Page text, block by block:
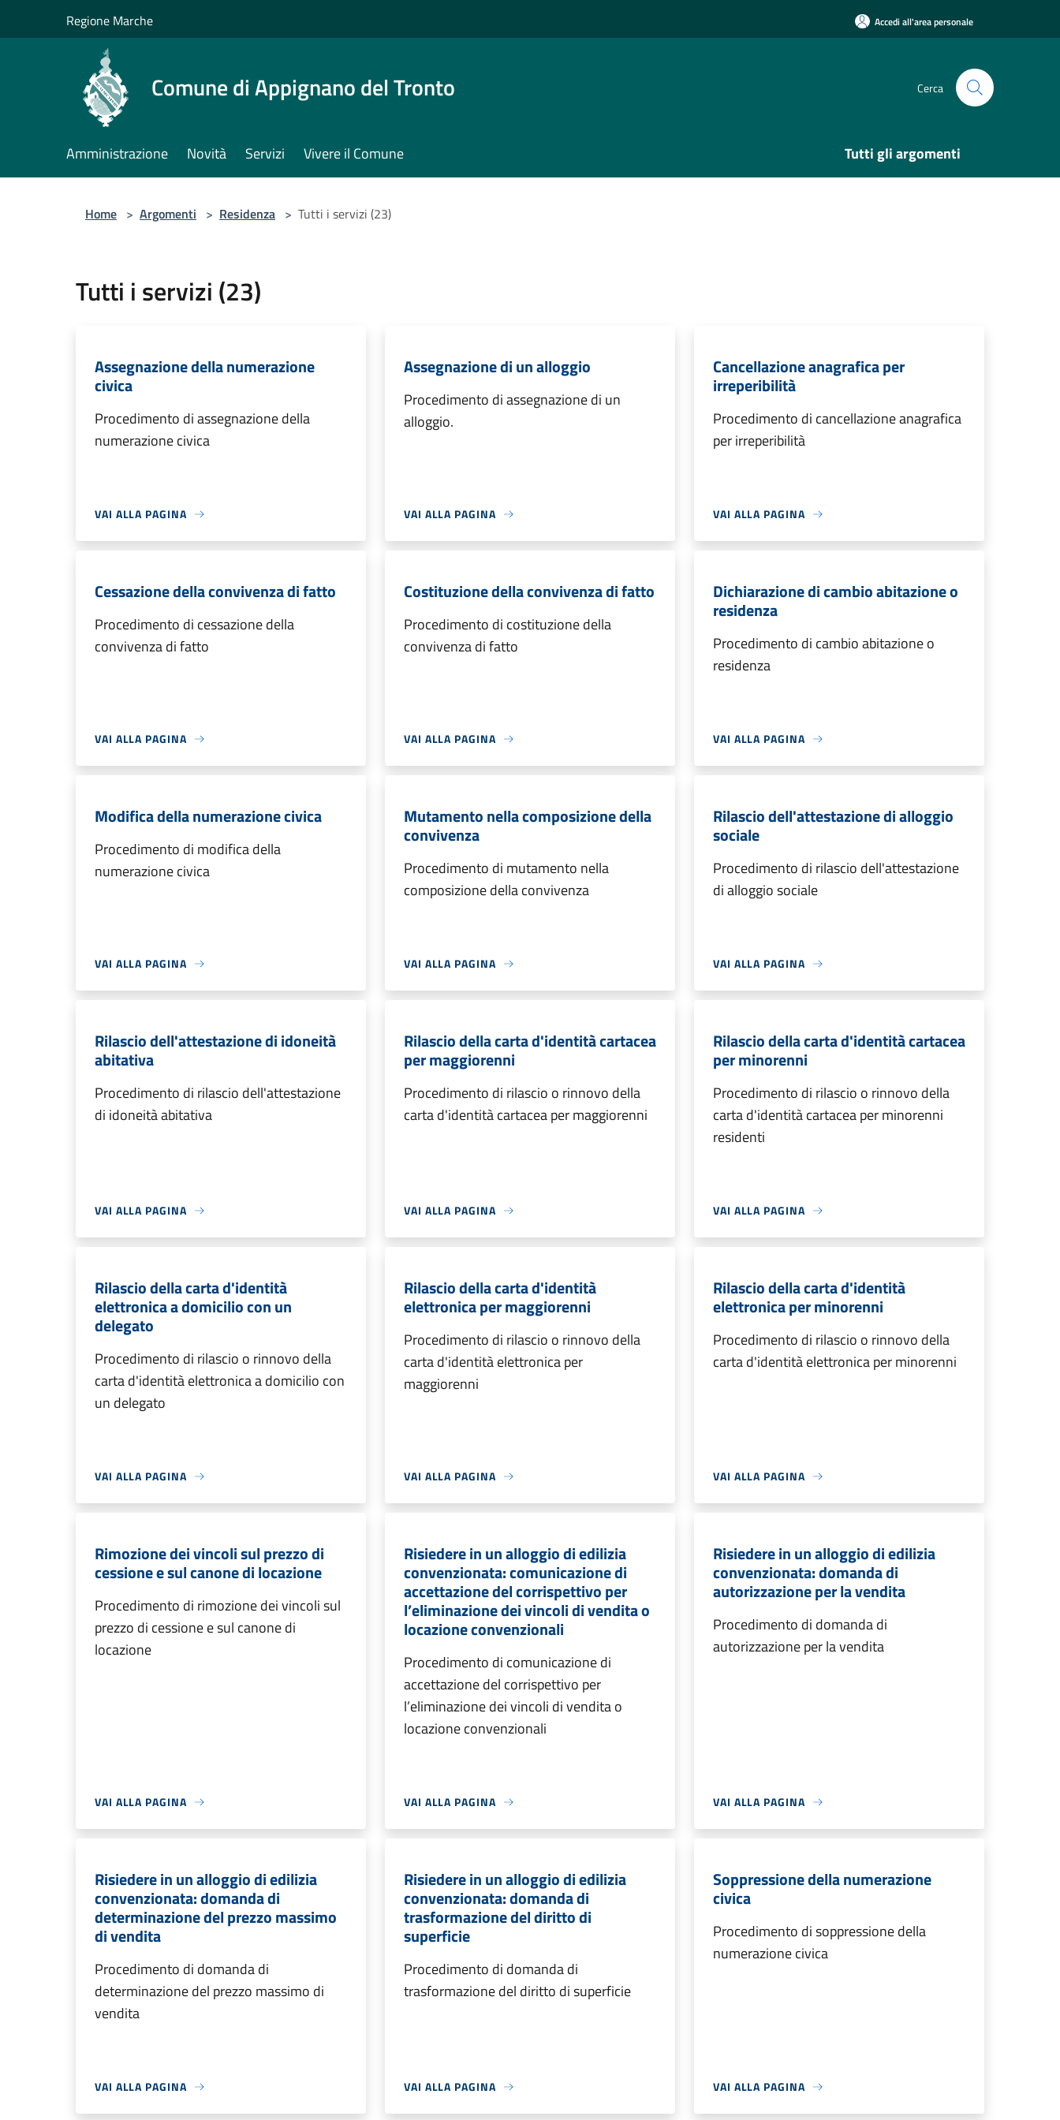
Regione Marche Accedi all'area personale
Comune di Appignano del Tronto Cerca
Amministrazione Novità Servizi Vivere il Comune Tutti gli argomenti
Home > Argomenti > Residenza > Tutti i servizi (23)
Tutti i servizi (23)
Assegnazione della numerazione
civica
Procedimento di assegnazione della
numerazione civica
VAI ALLA PAGINA
Assegnazione di un alloggio
Procedimento di assegnazione di un
alloggio.
VAI ALLA PAGINA
Cancellazione anagrafica per
irreperibilità
Procedimento di cancellazione anagrafica
per irreperibilità
VAI ALLA PAGINA
Cessazione della convivenza di fatto
Procedimento di cessazione della
convivenza di fatto
VAI ALLA PAGINA
Costituzione della convivenza di fatto
Procedimento di costituzione della
convivenza di fatto
VAI ALLA PAGINA
Dichiarazione di cambio abitazione o
residenza
Procedimento di cambio abitazione o
residenza
VAI ALLA PAGINA
Modifica della numerazione civica
Procedimento di modifica della
numerazione civica
VAI ALLA PAGINA
Mutamento nella composizione della
convivenza
Procedimento di mutamento nella
composizione della convivenza
VAI ALLA PAGINA
Rilascio dell'attestazione di alloggio
sociale
Procedimento di rilascio dell'attestazione
di alloggio sociale
VAI ALLA PAGINA
Rilascio dell'attestazione di idoneità
abitativa
Procedimento di rilascio dell'attestazione
di idoneità abitativa
VAI ALLA PAGINA
Rilascio della carta d'identità cartacea
per maggiorenni
Procedimento di rilascio o rinnovo della
carta d'identità cartacea per maggiorenni
VAI ALLA PAGINA
Rilascio della carta d'identità cartacea
per minorenni
Procedimento di rilascio o rinnovo della
carta d'identità cartacea per minorenni
residenti
VAI ALLA PAGINA
Rilascio della carta d'identità
elettronica a domicilio con un
delegato
Procedimento di rilascio o rinnovo della
carta d'identità elettronica a domicilio con
un delegato
VAI ALLA PAGINA
Rilascio della carta d'identità
elettronica per maggiorenni
Procedimento di rilascio o rinnovo della
carta d'identità elettronica per
maggiorenni
VAI ALLA PAGINA
Rilascio della carta d'identità
elettronica per minorenni
Procedimento di rilascio o rinnovo della
carta d'identità elettronica per minorenni
VAI ALLA PAGINA
Rimozione dei vincoli sul prezzo di
cessione e sul canone di locazione
Procedimento di rimozione dei vincoli sul
prezzo di cessione e sul canone di
locazione
VAI ALLA PAGINA
Risiedere in un alloggio di edilizia
convenzionata: comunicazione di
accettazione del corrispettivo per
l’eliminazione dei vincoli di vendita o
locazione convenzionali
Procedimento di comunicazione di
accettazione del corrispettivo per
l’eliminazione dei vincoli di vendita o
locazione convenzionali
VAI ALLA PAGINA
Risiedere in un alloggio di edilizia
convenzionata: domanda di
autorizzazione per la vendita
Procedimento di domanda di
autorizzazione per la vendita
VAI ALLA PAGINA
Risiedere in un alloggio di edilizia
convenzionata: domanda di
determinazione del prezzo massimo
di vendita
Procedimento di domanda di
determinazione del prezzo massimo di
vendita
VAI ALLA PAGINA
Risiedere in un alloggio di edilizia
convenzionata: domanda di
trasformazione del diritto di
superficie
Procedimento di domanda di
trasformazione del diritto di superficie
VAI ALLA PAGINA
Soppressione della numerazione
civica
Procedimento di soppressione della
numerazione civica
VAI ALLA PAGINA